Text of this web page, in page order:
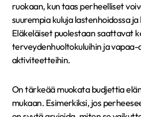
ruokaan, kun taas perheelliset
suurempia kuluja lastenhoidossa ja
Eläkeläiset puolestaan saattavat
terveydenhuoltokuluihin ja vapaa-
aktiviteetteihin.
On tärkeää muokata budjettia
mukaan. Esimerkiksi, jos